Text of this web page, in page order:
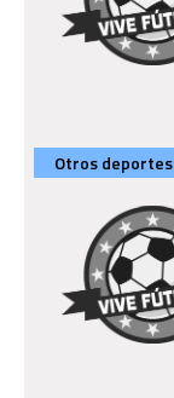
Otros deportes